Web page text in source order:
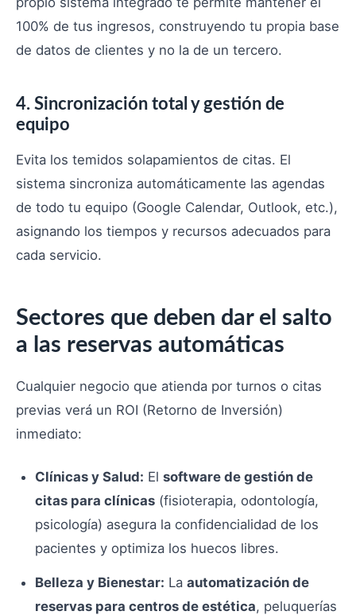
100% de tus ingresos, construyendo tu propia base
de datos de clientes y no la de un tercero.
4. Sincronización total y gestión de
equipo
Evita los temidos solapamientos de citas. El
sistema sincroniza automáticamente las agendas
de todo tu equipo (Google Calendar, Outlook, etc.),
asignando los tiempos y recursos adecuados para
cada servicio.
Sectores que deben dar el salto
a las reservas automáticas
Cualquier negocio que atienda por turnos o citas
previas verá un ROI (Retorno de Inversión)
inmediato:
Clínicas y Salud: El software de gestión de
citas para clínicas (fisioterapia, odontología,
psicología) asegura la confidencialidad de los
pacientes y optimiza los huecos libres.
Belleza y Bienestar: La automatización de
reservas para centros de estética, peluquerías